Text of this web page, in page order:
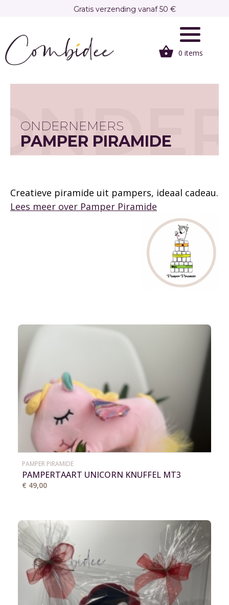
inhoud
gaan
Gratis verzending vanaf 50 €
0 items
ONDERNEMERS
PAMPER PIRAMIDE
Creatieve piramide uit pampers, ideaal cadeau.
Lees meer over Pamper Piramide
PAMPER PIRAMIDE
PAMPERTAART UNICORN KNUFFEL MT3
€ 49,00